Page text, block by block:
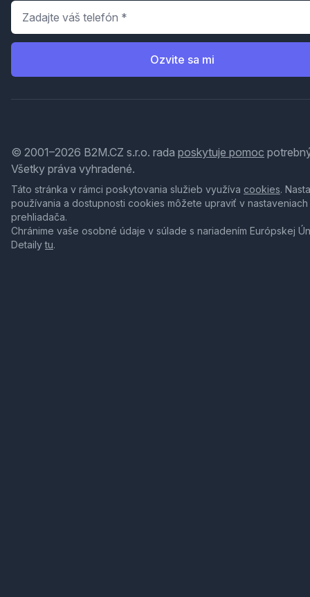
Telefón
Ozvite sa mi
© 2001–2026 B2M.CZ s.r.o. rada poskytuje pomoc
Všetky práva vyhradené.
Táto stránka v rámci poskytovania služieb využíva cookies.
používania a dostupnosti cookies môžete upraviť v nastaveniach
prehliadača.
Chránime vaše osobné údaje v súlade s nariadením Európskej
Detailytu.